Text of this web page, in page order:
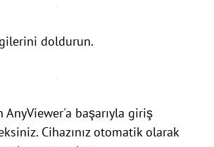
doldurun.
AnyViewer'a başarıyla giriş
Cihazınız otomatik olarak